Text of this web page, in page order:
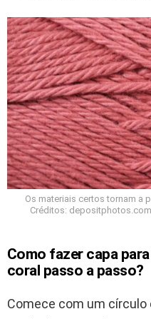
Os materiais certos tornam a
Créditos:
Como fazer capa
coral passo a passo?
Comece com um